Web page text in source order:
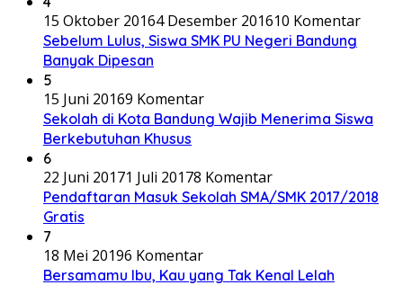
15 Oktober 20164 Desember 201610 Komentar
Sebelum Lulus, Siswa SMK PU Negeri Bandung
Banyak Dipesan
5
15 Juni 20169 Komentar
Sekolah di Kota Bandung Wajib Menerima Siswa
Berkebutuhan Khusus
6
22 Juni 20171 Juli 20178 Komentar
Pendaftaran Masuk Sekolah SMA/SMK 2017/2018
Gratis
7
18 Mei 20196 Komentar
Bersamamu Ibu, Kau yang Tak Kenal Lelah